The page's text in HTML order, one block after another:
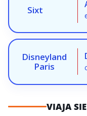
Sixt
Disneyland
Paris
VIAJA